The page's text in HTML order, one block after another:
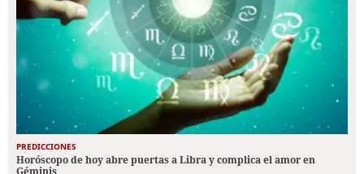
PREDICCIONES
Horóscopo de hoy abre puertas a Libra y complica el amor en
Géminis